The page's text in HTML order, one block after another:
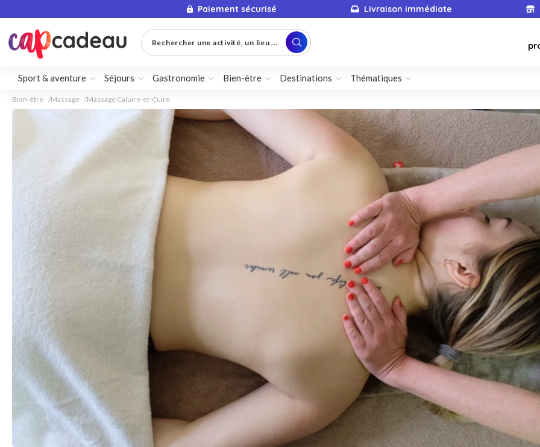
Paiement sécurisé Livraison immédiate
Rechercher une activité, un lieu ...
Sport & aventure Séjours Gastronomie Bien-être Destinations Thématiques
Bien-être Massage Massage Caluire-et-Cuire